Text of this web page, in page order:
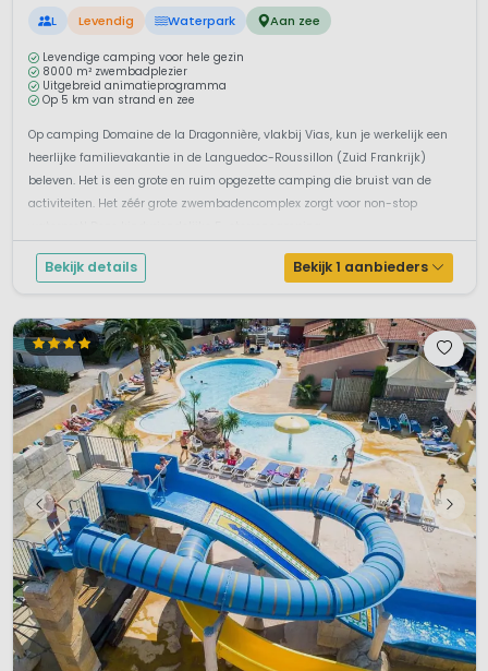
L Levendig Waterpark Aan zee
Levendige camping voor hele gezin
8000 m² zwembadplezier
Uitgebreid animatieprogramma
Op 5 km van strand en zee
Op camping Domaine de la Dragonnière, vlakbij Vias, kun je werkelijk een
heerlijke familievakantie in de Languedoc-Roussillon (Zuid Frankrijk)
beleven. Het is een grote en ruim opgezette camping die bruist van de
activiteiten. Het zéér grote zwembadencomplex zorgt voor non-stop
Bekijk details Bekijk 1 aanbieders